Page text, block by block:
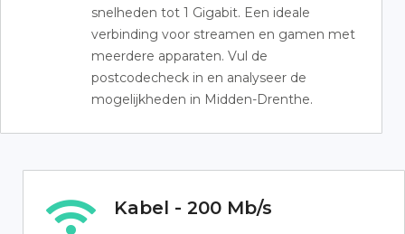
snelheden tot 1 Gigabit. Een ideale
verbinding voor streamen en gamen met
meerdere apparaten. Vul de
postcodecheck in en analyseer de
mogelijkheden in Midden-Drenthe.
Kabel - 200 Mb/s